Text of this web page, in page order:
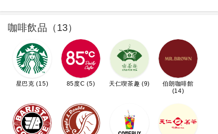
咖啡飲品（13）
星巴克 (15) 85度C (5) 天仁喫茶趣 (9)
伯朗咖啡館
(14)